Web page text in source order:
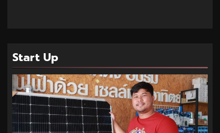
Start Up